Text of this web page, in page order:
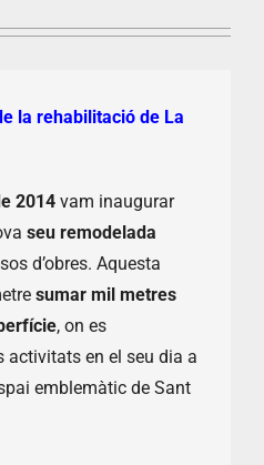
la rehabilitació de La
2014vam inaugurar
seu remodelada
d’obres. Aquesta
sumar mil metres
, on es
activitats en el seu dia a
emblemàtic de Sant